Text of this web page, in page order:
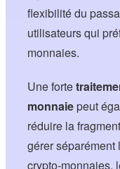
flexibilité du
utilisateurs qui
monnaies.
Une forte
monnaiepeut
réduire la
gérer
crypto-monnaies,